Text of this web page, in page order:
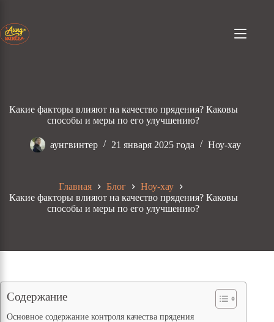
содержанию
Какие факторы влияют на качество прядения? Каковы
способы и меры по его улучшению?
аунгвинтер 21 января 2025 года Ноу-хау
Главная Блог
Ноу-хау
Какие факторы влияют на качество прядения? Каковы
способы и меры по его улучшению?
Содержание
Основное содержание контроля качества прядения